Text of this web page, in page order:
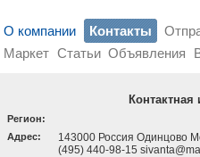
О компании Контакты
Маркет Статьи Объявления
Регион:
Адрес:
143000 Россия Одинцово
(495) 440-98-15